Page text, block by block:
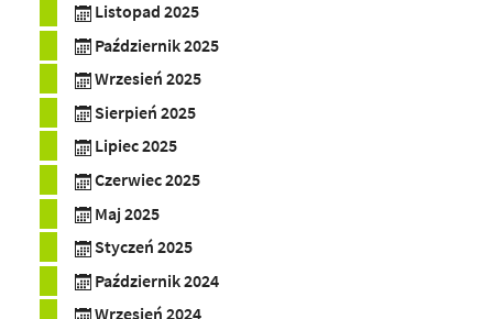
Listopad 2025
Październik 2025
Wrzesień 2025
Sierpień 2025
Lipiec 2025
Czerwiec 2025
Maj 2025
Styczeń 2025
Październik 2024
Wrzesień 2024